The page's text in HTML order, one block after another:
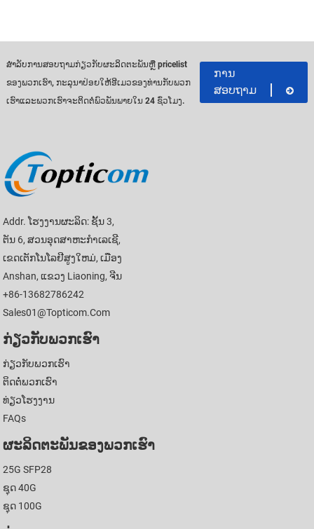
ສໍາ​ລັບ​ການ​ສອບ​ຖາມ​ກ່ຽວ​ກັບ​ຜະ​ລິດ​ຕະ​ພັນ​ຫຼື pricelist
ຂອງ​ພວກ​ເຮົາ​, ກະ​ລຸ​ນາ​ປ່ອຍ​ໃຫ້​ອີ​ເມວ​ຂອງ​ທ່ານ​ກັບ​ພວກ​
ເຮົາ​ແລະ​ພວກ​ເຮົາ​ຈະ​ຕິດ​ຕໍ່​ພົວ​ພັນ​ພາຍ​ໃນ 24 ຊົ່ວ​ໂມງ​.
ການ
ສອບຖາມ
Addr. ໂຮງງານຜະລິດ: ຊັ້ນ 3,
ຕັນ 6, ສວນອຸດສາຫະກໍາເລເຊີ,
ເຂດເຕັກໂນໂລຢີສູງໃຫມ່, ເມືອງ
Anshan, ແຂວງ Liaoning, ຈີນ
+86-13682786242
Sales01@topticom.com
ກ່ຽວ​ກັບ​ພວກ​ເຮົາ
ກ່ຽວ​ກັບ​ພວກ​ເຮົາ
ຕິດ​ຕໍ່​ພວກ​ເຮົາ
ທ່ຽວໂຮງງານ
FAQs
ຜະລິດຕະພັນຂອງພວກເຮົາ
25G SFP28
ຊຸດ 40G
ຊຸດ 100G